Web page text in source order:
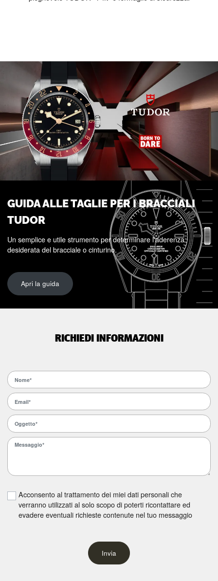
GUIDA ALLE TAGLIE PER I BRACCIALI
TUDOR
Un semplice e utile strumento per determinare l'aderenza
desiderata del bracciale o cinturino.
Apri la guida
RICHIEDI INFORMAZIONI
Acconsento al trattamento dei miei dati personali che
verranno utilizzati al solo scopo di poterti ricontattare ed
evadere eventuali richieste contenute nel tuo messaggio
Invia